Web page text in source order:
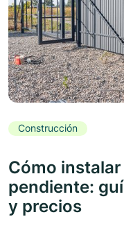
Construcción
Cómo
pendiente:
y precios